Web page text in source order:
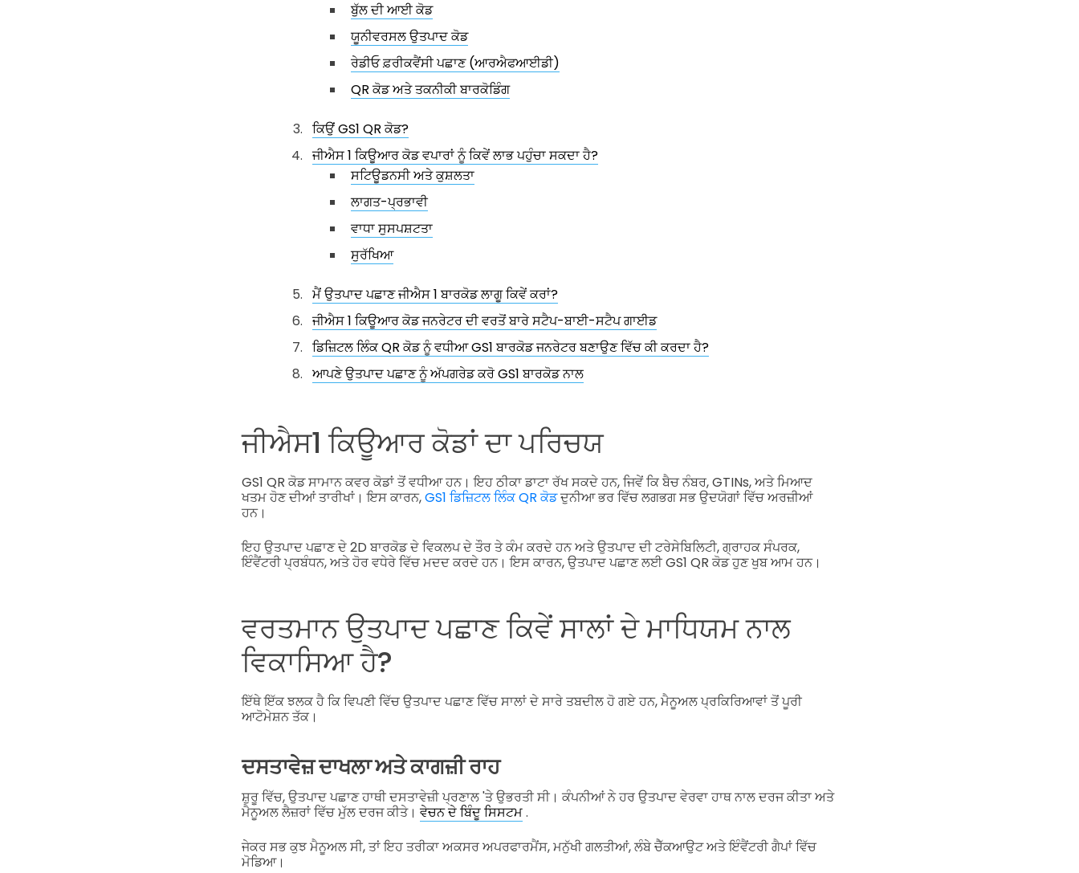
ਬੁੱਲ ਦੀ ਆਈ ਕੋਡ
ਯੂਨੀਵਰਸਲ ਉਤਪਾਦ ਕੋਡ
ਰੇਡੀਓ ਫ਼ਰੀਕਵੈਂਸੀ ਪਛਾਣ (ਆਰਐਫਆਈਡੀ)
QR ਕੋਡ ਅਤੇ ਤਕਨੀਕੀ ਬਾਰਕੋਡਿੰਗ
ਕਿਉਂ GS1 QR ਕੋਡ?
ਜੀਐਸ 1 ਕਿਊਆਰ ਕੋਡ ਵਪਾਰਾਂ ਨੂੰ ਕਿਵੇਂ ਲਾਭ ਪਹੁੰਚਾ ਸਕਦਾ ਹੈ?
ਸਟਿਊਡਨਸੀ ਅਤੇ ਕੁਸ਼ਲਤਾ
ਲਾਗਤ-ਪ੍ਰਭਾਵੀ
ਵਾਧਾ ਸੁਸਪਸ਼ਟਤਾ
ਸੁਰੱਖਿਆ
ਮੈਂ ਉਤਪਾਦ ਪਛਾਣ ਜੀਐਸ 1 ਬਾਰਕੋਡ ਲਾਗੂ ਕਿਵੇਂ ਕਰਾਂ?
ਜੀਐਸ 1 ਕਿਊਆਰ ਕੋਡ ਜਨਰੇਟਰ ਦੀ ਵਰਤੋਂ ਬਾਰੇ ਸਟੈਪ-ਬਾਈ-ਸਟੈਪ ਗਾਈਡ
ਡਿਜ਼ਿਟਲ ਲਿੰਕ QR ਕੋਡ ਨੂੰ ਵਧੀਆ GS1 ਬਾਰਕੋਡ ਜਨਰੇਟਰ ਬਣਾਉਣ ਵਿੱਚ ਕੀ ਕਰਦਾ ਹੈ?
ਆਪਣੇ ਉਤਪਾਦ ਪਛਾਣ ਨੂੰ ਅੱਪਗਰੇਡ ਕਰੋ GS1 ਬਾਰਕੋਡ ਨਾਲ
ਜੀਐਸ1 ਕਿਊਆਰ ਕੋਡਾਂ ਦਾ ਪਰਿਚਯ
GS1 QR ਕੋਡ ਸਾਮਾਨ ਕਵਰ ਕੋਡਾਂ ਤੋਂ ਵਧੀਆ ਹਨ। ਇਹ ਠੀਕਾ ਡਾਟਾ ਰੱਖ ਸਕਦੇ ਹਨ, ਜਿਵੇਂ ਕਿ ਬੈਚ ਨੰਬਰ, GTINs, ਅਤੇ ਮਿਆਦ
ਖਤਮ ਹੋਣ ਦੀਆਂ ਤਾਰੀਖਾਂ। ਇਸ ਕਾਰਨ,GS1 ਡਿਜ਼ਿਟਲ ਲਿੰਕ QR ਕੋਡਦੁਨੀਆ ਭਰ ਵਿੱਚ ਲਗਭਗ ਸਭ ਉਦਯੋਗਾਂ ਵਿੱਚ ਅਰਜ਼ੀਆਂ
ਹਨ।
ਇਹ ਉਤਪਾਦ ਪਛਾਣ ਦੇ 2D ਬਾਰਕੋਡ ਦੇ ਵਿਕਲਪ ਦੇ ਤੌਰ ਤੇ ਕੰਮ ਕਰਦੇ ਹਨ ਅਤੇ ਉਤਪਾਦ ਦੀ ਟਰੇਸੇਬਿਲਿਟੀ, ਗ੍ਰਾਹਕ ਸੰਪਰਕ,
ਇੰਵੈਂਟਰੀ ਪ੍ਰਬੰਧਨ, ਅਤੇ ਹੋਰ ਵਧੇਰੇ ਵਿੱਚ ਮਦਦ ਕਰਦੇ ਹਨ। ਇਸ ਕਾਰਨ, ਉਤਪਾਦ ਪਛਾਣ ਲਈ GS1 QR ਕੋਡ ਹੁਣ ਖੁਬ ਆਮ ਹਨ।
ਵਰਤਮਾਨ ਉਤਪਾਦ ਪਛਾਣ ਕਿਵੇਂ ਸਾਲਾਂ ਦੇ ਮਾਧਿਯਮ ਨਾਲ
ਵਿਕਾਸਿਆ ਹੈ?
ਇੱਥੇ ਇੱਕ ਝਲਕ ਹੈ ਕਿ ਵਿਪਣੀ ਵਿੱਚ ਉਤਪਾਦ ਪਛਾਣ ਵਿੱਚ ਸਾਲਾਂ ਦੇ ਸਾਰੇ ਤਬਦੀਲ ਹੋ ਗਏ ਹਨ, ਮੈਨੂਅਲ ਪ੍ਰਕਿਰਿਆਵਾਂ ਤੋਂ ਪੂਰੀ
ਆਟੋਮੇਸ਼ਨ ਤੱਕ।
ਦਸਤਾਵੇਜ਼ ਦਾਖਲਾ ਅਤੇ ਕਾਗਜ਼ੀ ਰਾਹ
ਸ਼ੁਰੂ ਵਿੱਚ, ਉਤਪਾਦ ਪਛਾਣ ਹਾਥੀ ਦਸਤਾਵੇਜ਼ੀ ਪ੍ਰਣਾਲ 'ਤੇ ਉਭਰਤੀ ਸੀ। ਕੰਪਨੀਆਂ ਨੇ ਹਰ ਉਤਪਾਦ ਵੇਰਵਾ ਹਾਥ ਨਾਲ ਦਰਜ ਕੀਤਾ ਅਤੇ
ਮੈਨੂਅਲ ਲੈਜ਼ਰਾਂ ਵਿੱਚ ਮੁੱਲ ਦਰਜ ਕੀਤੇ। ਵੇਚਨ ਦੇ ਬਿੰਦੂ ਸਿਸਟਮ.
ਜੇਕਰ ਸਭ ਕੁਝ ਮੈਨੂਅਲ ਸੀ, ਤਾਂ ਇਹ ਤਰੀਕਾ ਅਕਸਰ ਅਪਰਫਾਰਮੈਂਸ, ਮਨੁੱਖੀ ਗਲਤੀਆਂ, ਲੰਬੇ ਚੈੱਕਆਉਟ ਅਤੇ ਇੰਵੈਂਟਰੀ ਗੈਪਾਂ ਵਿੱਚ
ਮੋਡਿਆ।